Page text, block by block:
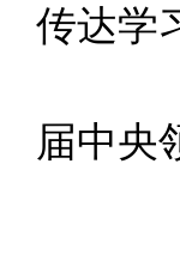
传达学
届中央